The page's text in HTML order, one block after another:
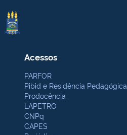
Acessos
PARFOR
Pibid e Residência Pedagógica
Prodocência
LAPETRO
CNPq
CAPES